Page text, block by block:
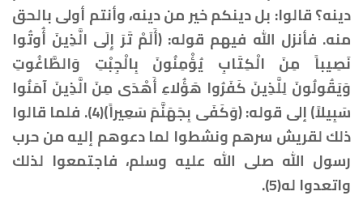
دينه؟ قالوا: بل دينكم خير من دينه، وأنتم أولى بالحق
منه. فأنزل الله فيهم قوله: ﴿أَلَمْ تَرَ إِلَى الَّذِينَ أُوتُوا
نَصِيباً مِنَ الْكِتَابِ يُؤْمِنُونَ بِالْجِبْتِ وَالطَّاغُوتِ
وَيَقُولُونَ لِلَّذِينَ كَفَرُوا هَؤُلاءِ أَهْدَى مِنَ الَّذِينَ آمَنُوا
سَبِيلاً﴾ إلى قوله: ﴿وَكَفَى بِجَهَنَّمَ سَعِيراً﴾(4). فلما قالوا
ذلك لقريش سرهم ونشطوا لما دعوهم إليه من حرب
رسول الله صلى الله عليه وسلم، فاجتمعوا لذلك
واتعدوا له(5).